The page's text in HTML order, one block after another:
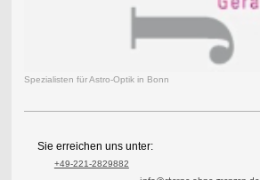
Spezialisten für Astro-Optik in Bonn
Sie erreichen uns unter:
+49-221-2829882